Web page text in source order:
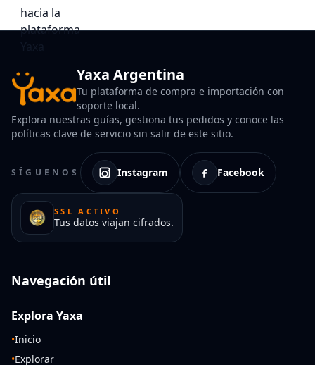
Yaxa Argentina
Tu plataforma de compra e importación con
soporte local.
Explora nuestras guías, gestiona tus pedidos y conoce las
políticas clave de servicio sin salir de este sitio.
SÍGUENOS Instagram Facebook
SSL ACTIVO
Tus datos viajan cifrados.
Navegación útil
Explora Yaxa
•Inicio
•Explorar